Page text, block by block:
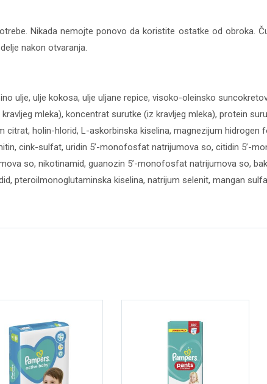
Nikada nemojte ponovo da koristite ostatke od obroka.
nakon otvaranja.
ulje, ulje kokosa, ulje uljane repice, visoko-oleinsko
mleka), koncentrat surutke (iz kravljeg mleka), protein
citrat, holin-hlorid, L-askorbinska kiselina, magnezijum
cink-sulfat, uridin 5’-monofosfat natrijumova so, citidin 5’-
so, nikotinamid, guanozin 5’-monofosfat natrijumova so,
pteroilmonoglutaminska kiselina, natrijum selenit, mangan